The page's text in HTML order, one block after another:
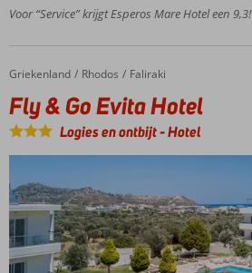
River
Ook
familiekamers
Voor “Service” krijgt Esperos Mare Hotel een 9,3!
Home
Griekenland Rhodos Faliraki
Fly & Go Evita Hotel
Fly & Go Evita Hotel
Logies en ontbijt-Hotel